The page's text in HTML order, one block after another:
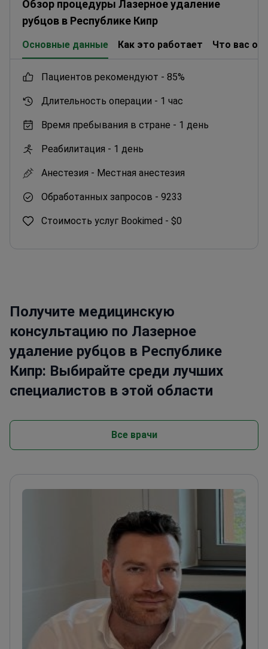
Обзор процедуры Лазерное удаление
рубцов в Республике Кипр
Основные данные Как это работает Что вас
пациентов рекомендуют - 85%
Длительность операции - 1 час
Время пребывания в стране - 1 день
Реабилитация - 1 день
Анестезия - Местная анестезия
Обработанных запросов - 9233
Стоимость услуг Bookimed - $0
Получите медицинскую
консультацию по Лазерное
удаление рубцов в Республике
Кипр: Выбирайте среди лучших
специалистов в этой области
Все врачи